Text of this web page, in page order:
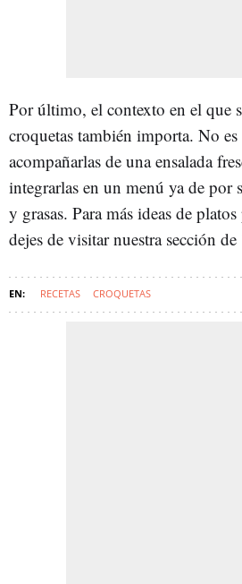
Por último, el contexto en el que
croquetas también importa. No
acompañarlas de una ensalada
integrarlas en un menú ya de por
y grasas. Para más ideas de
dejes de visitar nuestra sección de
RECETAS CROQUETAS